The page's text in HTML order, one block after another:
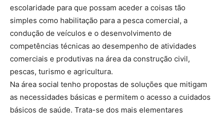
escolaridade para que possam aceder a coisas tão
simples como habilitação para a pesca comercial, a
condução de veículos e o desenvolvimento de
competências técnicas ao desempenho de atividades
comerciais e produtivas na área da construção civil,
pescas, turismo e agricultura.
Na área social tenho propostas de soluções que mitigam
as necessidades básicas e permitem o acesso a cuidados
básicos de saúde. Trata-se dos mais elementares